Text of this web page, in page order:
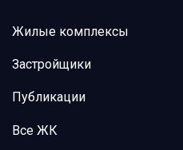
Жилые комплексы
Застройщики
Публикации
Все ЖК